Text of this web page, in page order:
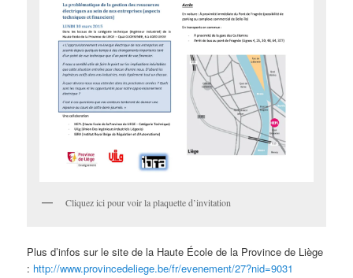
Cliquez ici pour voir la plaquette d’invitation
Plus d’infos sur le site de la Haute École de la Province de Liège
: http://www.provincedeliege.be/fr/evenement/27?nid=9031